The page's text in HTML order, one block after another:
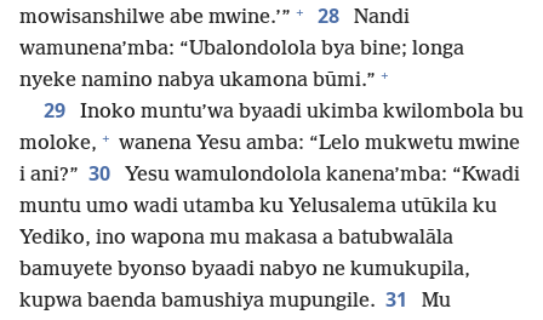
mowisanshilwe abe mwine.’” + 28
Nandi
wamunena’mba: “Ubalondolola bya bine; longa
nyeke namino nabya ukamona būmi.” +
29
Inoko muntu’wa byaadi ukimba kwilombola bu
moloke, + wanena Yesu amba: “Lelo mukwetu mwine
i ani?” 30
Yesu wamulondolola kanena’mba: “Kwadi
muntu umo wadi utamba ku Yelusalema utūkila ku
Yediko, ino wapona mu makasa a batubwalāla
bamuyete byonso byaadi nabyo ne kumukupila,
kupwa baenda bamushiya mupungile. 31
Mu